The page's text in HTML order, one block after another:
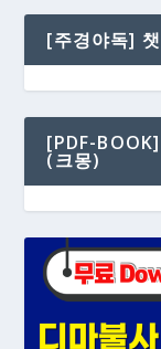
[주경야독]
[PDF-
(크몽)